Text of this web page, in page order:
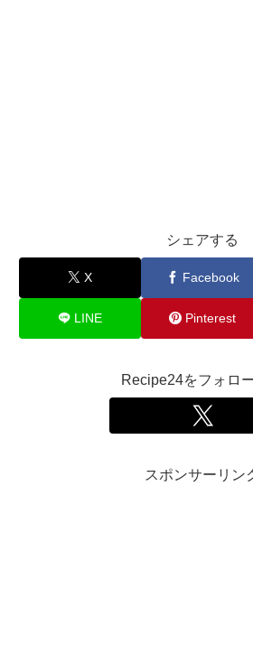
シェアする
X Facebook
LINE Pinterest
Recipe24をフォロ
スポンサーリン